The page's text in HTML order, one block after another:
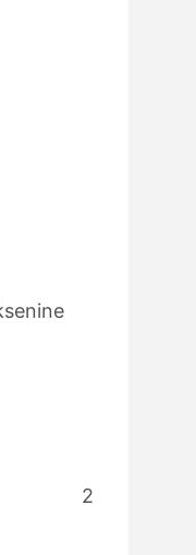
:
:
2